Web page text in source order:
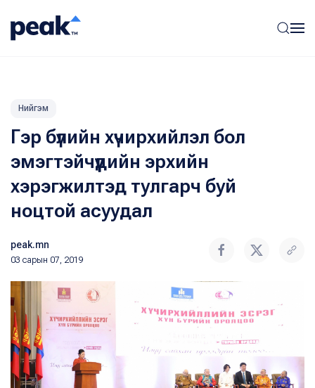
Нийгэм
Гэр бүлийн хүчирхийлэл бол
эмэгтэйчүүдийн эрхийн
хэрэгжилтэд тулгарч буй
ноцтой асуудал
peak.mn
03 сарын 07, 2019